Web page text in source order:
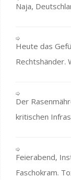
Naja,
Heute das
Rechtshänder.
Der
kritischen
Feierabend,
Faschokram.